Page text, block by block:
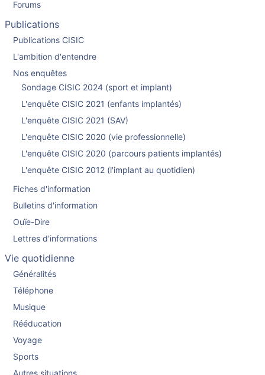
Forums
Publications
Publications CISIC
L'ambition d'entendre
Nos enquêtes
Sondage CISIC 2024 (sport et implant)
L'enquête CISIC 2021 (enfants implantés)
L'enquête CISIC 2021 (SAV)
L'enquête CISIC 2020 (vie professionnelle)
L'enquête CISIC 2020 (parcours patients implantés)
L'enquête CISIC 2012 (l'implant au quotidien)
Fiches d'information
Bulletins d'information
Ouïe-Dire
Lettres d'informations
Vie quotidienne
Généralités
Téléphone
Musique
Rééducation
Voyage
Sports
Autres situations